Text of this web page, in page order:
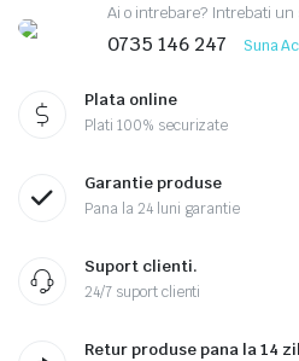
Ai o intrebare? Intrebati un
0735 146 247 Suna
Plata online
Plati 100% securizate
Garantie produse
Pana la 24 luni garantie
Suport clienti.
24/7 suport clienti
Retur produse pana la 14